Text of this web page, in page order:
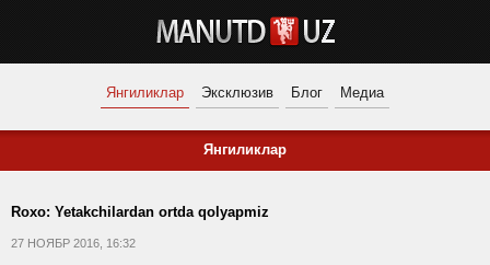
Янгиликлар Эксклюзив Блог Медиа
Янгиликлар
Roxo: Yetakchilardan ortda qolyapmiz
27 НОЯБР 2016, 16:32